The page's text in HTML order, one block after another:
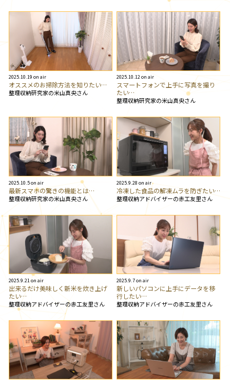
2025.10.19 on air
オススメのお掃除方法を知りたい…
整理収納研究家の米山真央さん
2025.10.12 on air
スマートフォンで上手に写真を撮り
たい…
整理収納研究家の米山真央さん
2025.10.5 on air
最新スマホの驚きの機能とは…
整理収納研究家の米山真央さん
2025.9.28 on air
冷凍した食品の解凍ムラを防ぎたい…
整理収納アドバイザーの赤工友里さん
2025.9.21 on air
出来るだけ美味しく新米を炊き上げ
たい…
整理収納アドバイザーの赤工友里さん
2025.9.7 on air
新しいパソコンに上手にデータを移
行したい…
整理収納アドバイザーの赤工友里さん